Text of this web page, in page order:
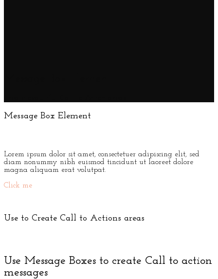
Message Box Element
Lorem ipsum dolor sit amet, consectetuer adipiscing elit, sed
diam nonummy nibh euismod tincidunt ut laoreet dolore
magna aliquam erat volutpat.
Click me
Use to Create Call to Actions areas
Use Message Boxes to create Call to action
messages